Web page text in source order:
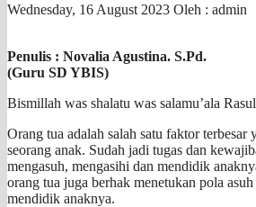
Wednesday, 16 August 2023 Oleh : admin
Penulis : Novalia Agustina. S.Pd.
(Guru SD YBIS)
Bismillah was shalatu was salamu’ala
Orang tua adalah salah satu faktor terbesar
seorang anak. Sudah jadi tugas dan
mengasuh, mengasihi dan mendidik
orang tua juga berhak menetukan pola
mendidik anaknya.